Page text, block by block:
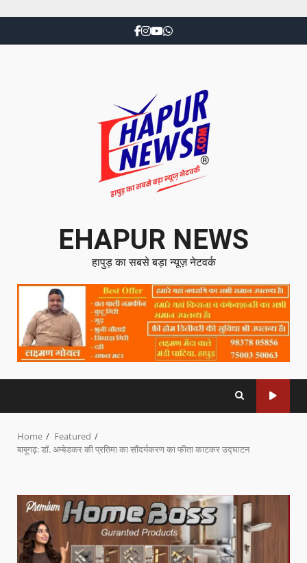
EHAPUR NEWS
हापुड़ का सबसे बड़ा न्यूज़ नेटवर्क
Home
Featured
बाबूगढ़: डॉ. अम्बेडकर की प्रतिमा का सौंदर्यकरण का फीता काटकर उद्घाटन